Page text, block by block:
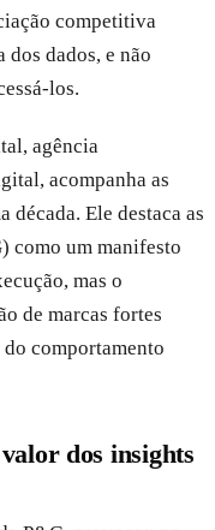
competitiva
dos dados, e não
los.
agência
acompanha as
década. Ele destaca as
como um manifesto
mas o
de marcas fortes
comportamento
dos insights